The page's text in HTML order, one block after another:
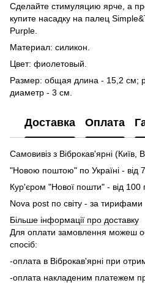
Сделайте стимуляцию ярче, а
купите насадку на палец
Purple.
Материал: силикон.
Цвет: фиолетовый.
Размер: общая длина - 15,2 см;
диаметр - 3 см.
Доставка Оплата
Самовивіз з Віброкав'ярні
"Новою поштою" по Україні - від
Кур'єром "Нової пошти" - від 100
Nova post по світу - за тирифами
Більше інформації про доставку
Для оплати замовлення можеш
спосіб:
-оплата в Віброкав'ярні при
-оплата накладеним платежем